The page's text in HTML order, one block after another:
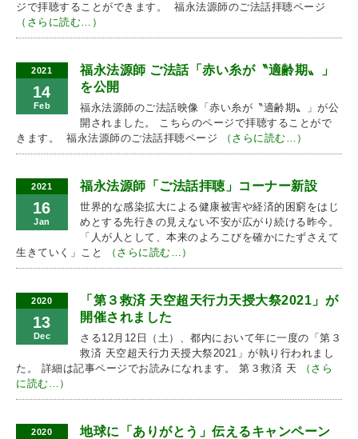
ジで拝聴することができます。 福永法源師のご法話拝聴ページ
（さらに読む…）
2021
14
Feb
福永法源師 ご法話「赤い糸が〝適齢期〟」
を公開
福永法源師のご法話映像「赤い糸が〝適齢期〟」が公
開されました。 こちらのページで拝聴することがで
きます。 福永法源師のご法話拝聴ページ
（さらに読む…）
2021
16
Jan
福永法源師「ご法話拝聴」コーナー新設
世界的な感染拡大による健康被害や経済的困窮をはじ
めとする先行きの見えない不安が広がり続ける昨今。
「人が人として、本来のよろこびを確かにたずさえて
生きていく」こと
（さらに読む…）
2020
13
Dec
「第３救済 天空超天行力天授大祭2021」が
開催されました
さる12月12日（土）、都内において年に一度の「第３
救済 天空超天行力天授大祭2021」が執り行われまし
た。 詳細は記事ページでお読みになれます。 第３救済 天
（さら
に読む…）
2020
地球に「ありがとう」伝えるキャンペーン